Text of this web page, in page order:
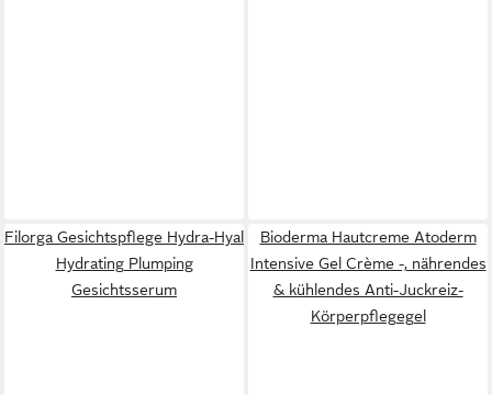
Filorga Gesichtspflege Hydra-Hyal
Hydrating Plumping
Gesichtsserum
Bioderma Hautcreme Atoderm
Intensive Gel Crème -, nährendes
& kühlendes Anti-Juckreiz-
Körperpflegegel